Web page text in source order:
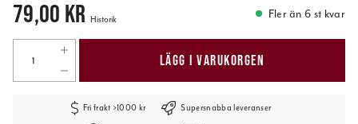
Pris: 79,00 kr
79,00 kr Historik Fler än 6 st kvar
LÄGG I VARUKORGEN
Fri frakt >1000 kr Supersnabba leveranser